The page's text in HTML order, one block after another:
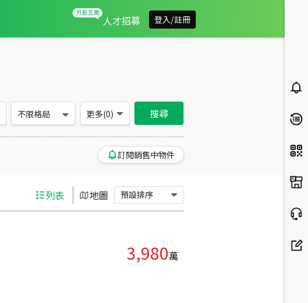
人才招募 登入/註冊
不限格局 更多(0) 搜尋
訂閱銷售中物件
列表 地圖 預設排序
3,980萬